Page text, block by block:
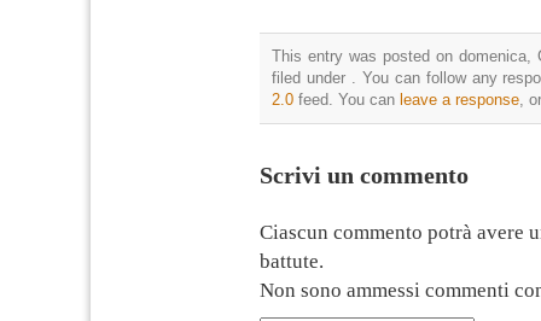
This entry was posted on
filed under . You can follow any
2.0 feed. You can leave a response ,
Scrivi un commento
Ciascun commento potrà avere
battute.
Non sono ammessi commenti